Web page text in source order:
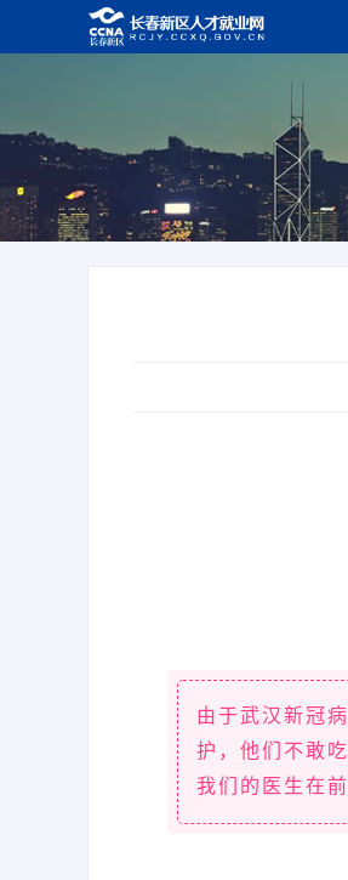
由于武汉新冠
护，他们不敢
我们的医生在